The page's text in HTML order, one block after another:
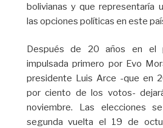
bolivianas y que representaría
las opciones políticas en este
Después de 20 años en el
impulsada primero por Evo
presidente Luis Arce -que en
por ciento de los votos-
noviembre. Las elecciones
segunda vuelta el 19 de